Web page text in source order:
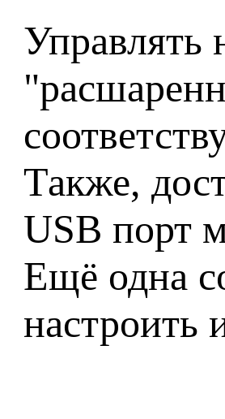
Управлять
Также,
USB порт
Ещё одна
настроить